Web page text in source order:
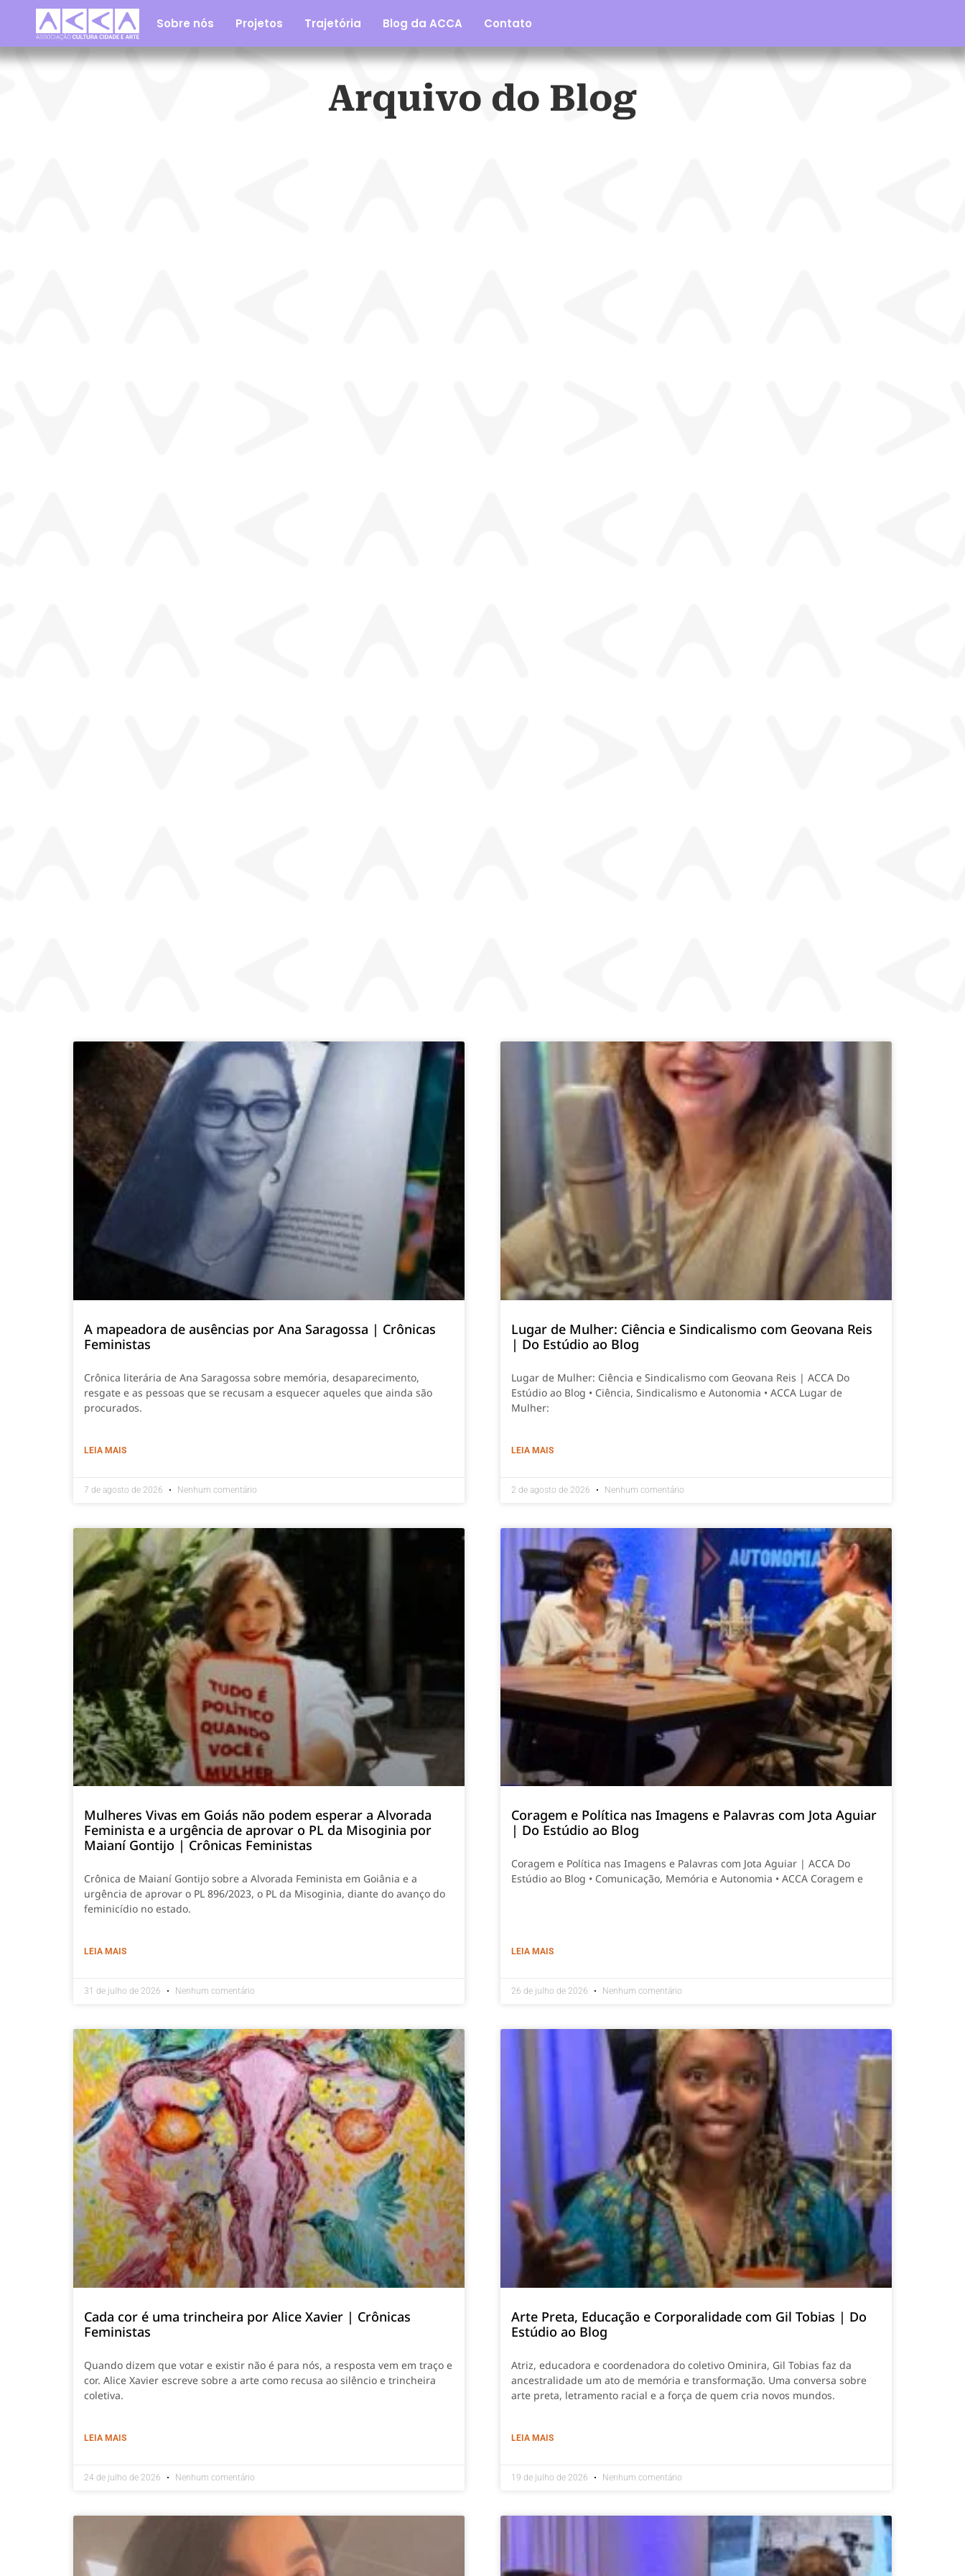
Sobre nós Projetos Trajetória Blog da ACCA Contato
Arquivo do Blog
A mapeadora de ausências por Ana Saragossa | Crônicas
Feministas
Crônica literária de Ana Saragossa sobre memória, desaparecimento,
resgate e as pessoas que se recusam a esquecer aqueles que ainda são
procurados.
LEIA MAIS
7 de agosto de 2026 Nenhum comentário
Lugar de Mulher: Ciência e Sindicalismo com Geovana Reis
| Do Estúdio ao Blog
Lugar de Mulher: Ciência e Sindicalismo com Geovana Reis | ACCA Do
Estúdio ao Blog • Ciência, Sindicalismo e Autonomia • ACCA Lugar de
Mulher:
LEIA MAIS
2 de agosto de 2026 Nenhum comentário
Mulheres Vivas em Goiás não podem esperar a Alvorada
Feminista e a urgência de aprovar o PL da Misoginia por
Maianí Gontijo | Crônicas Feministas
Crônica de Maianí Gontijo sobre a Alvorada Feminista em Goiânia e a
urgência de aprovar o PL 896/2023, o PL da Misoginia, diante do avanço do
feminicídio no estado.
LEIA MAIS
31 de julho de 2026 Nenhum comentário
Coragem e Política nas Imagens e Palavras com Jota Aguiar
| Do Estúdio ao Blog
Coragem e Política nas Imagens e Palavras com Jota Aguiar | ACCA Do
Estúdio ao Blog • Comunicação, Memória e Autonomia • ACCA Coragem e
LEIA MAIS
26 de julho de 2026 Nenhum comentário
Cada cor é uma trincheira por Alice Xavier | Crônicas
Feministas
Quando dizem que votar e existir não é para nós, a resposta vem em traço e
cor. Alice Xavier escreve sobre a arte como recusa ao silêncio e trincheira
coletiva.
LEIA MAIS
24 de julho de 2026 Nenhum comentário
Arte Preta, Educação e Corporalidade com Gil Tobias | Do
Estúdio ao Blog
Atriz, educadora e coordenadora do coletivo Ominira, Gil Tobias faz da
ancestralidade um ato de memória e transformação. Uma conversa sobre
arte preta, letramento racial e a força de quem cria novos mundos.
LEIA MAIS
19 de julho de 2026 Nenhum comentário